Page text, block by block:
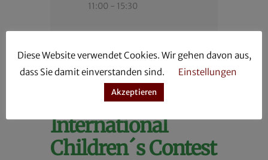
11:00 - 15:30
Lehrgang „XXIII
Edition of
International
Children´s Contest
Diese Website verwendet Cookies. Wir gehen davon aus,
dass Sie damit einverstanden sind.
Einstellungen
Akzeptieren